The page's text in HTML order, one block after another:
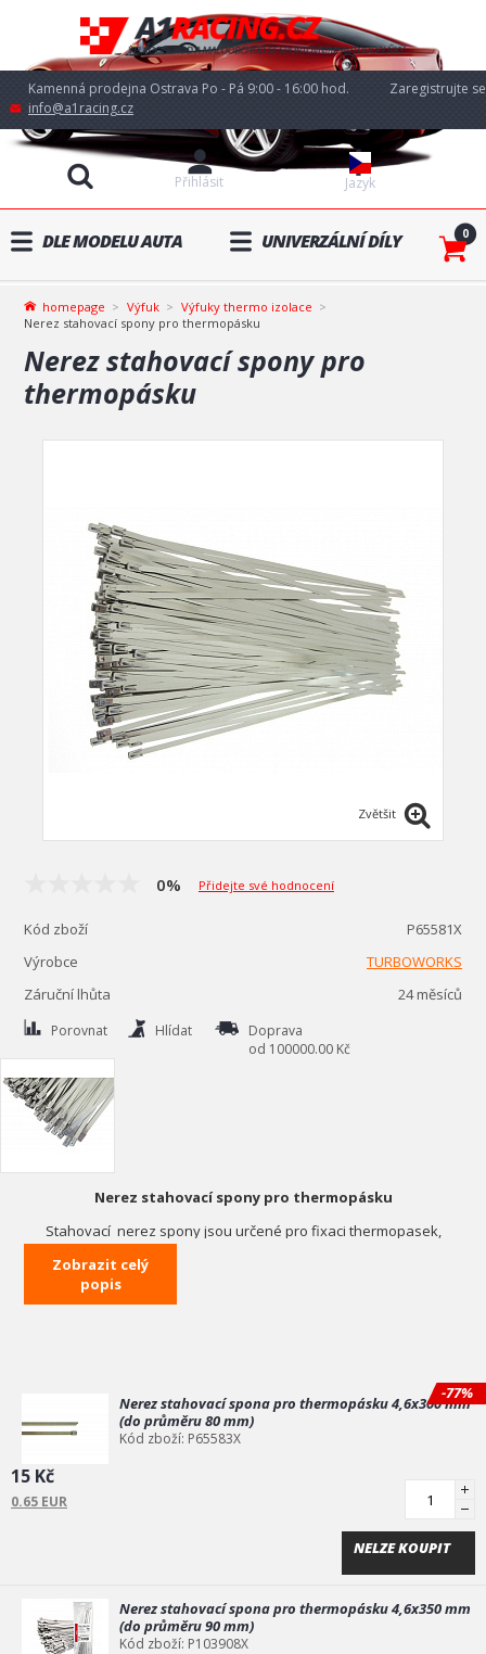
Kamenná prodejna Ostrava Po - Pá 9:00 - 16:00 hod.
info@a1racing.cz
Jazyk
Přihlásit
Zaregistrujte se
DLE MODELU AUTA UNIVERZÁLNÍ DÍLY 0
homepage Výfuk
Výfuky thermo izolace
Nerez stahovací spony pro thermopásku
Nerez stahovací spony pro
thermopásku
Zvětšit
0% Přidejte své hodnocení
Kód zboží
P65581X
Výrobce
TURBOWORKS
Záruční lhůta
24 měsíců
Porovnat Hlídat
Doprava
od 100000.00 Kč
Nerez stahovací spony pro thermopásku
Stahovací nerez spony jsou určené pro fixaci thermopasek,
skladem držíme 2 velikosti a to pro průměr max. do 80 a 90 mm
Zobrazit celý
popis
Nerez stahovací spona pro thermopásku 4,6x300 mm
(do průměru 80 mm)
Kód zboží: P65583X
15 Kč
0.65 EUR
-77%
NELZE KOUPIT
Nerez stahovací spona pro thermopásku 4,6x350 mm
(do průměru 90 mm)
Kód zboží: P103908X